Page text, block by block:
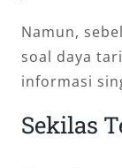
Namun,
soal daya
informasi
Sekilas